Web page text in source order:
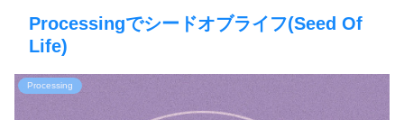
Processingでシードオブライフ(Seed Of
Life)
Processing